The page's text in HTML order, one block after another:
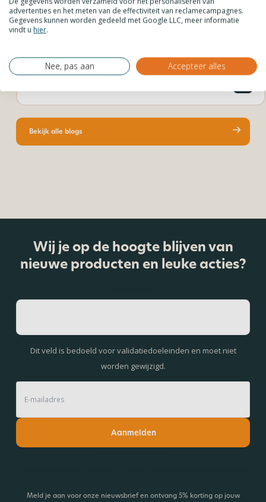
De voor- en nadelen van polycarbonaat
Bekijk alle blogs
Wij je op de hoogte blijven van
nieuwe producten en leuke acties?
Dit veld is bedoeld voor validatiedoeleinden en moet niet
worden gewijzigd.
Aanmelden
Meld je aan voor onze nieuwsbrief en ontvang 5% korting op jouw
advertenties en het meten van de effectiviteit van reclamecampagnes.
Gegevens kunnen worden gedeeld met Google LLC, meer informatie
vindt u hier.
Nee, pas aan Accepteer alles